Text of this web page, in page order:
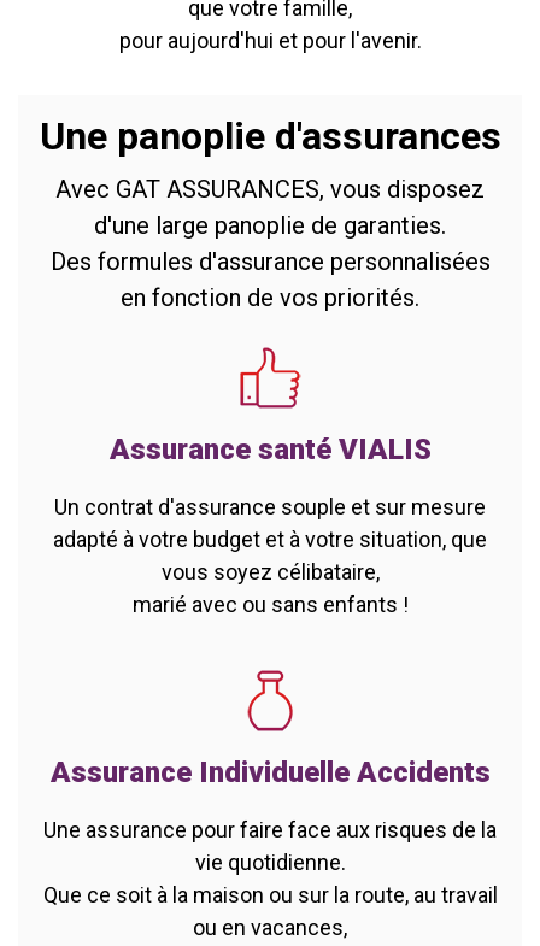
que votre famille,
pour aujourd'hui et pour l'avenir.
Une panoplie d'assurances
Avec GAT ASSURANCES, vous disposez
d'une large panoplie de garanties.
Des formules d'assurance personnalisées
en fonction de vos priorités.
Assurance santé VIALIS
Un contrat d'assurance souple et sur mesure
adapté à votre budget et à votre situation, que
vous soyez célibataire,
marié avec ou sans enfants !
Assurance Individuelle Accidents
Une assurance pour faire face aux risques de la
vie quotidienne.
Que ce soit à la maison ou sur la route, au travail
ou en vacances,